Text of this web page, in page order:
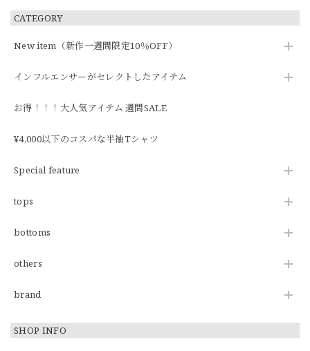
CATEGORY
New item（新作一週間限定10％OFF）
インフルエンサーがセレクトしたアイテム
お得！！！大人気アイテム 週間SALE
¥4,000以下のコスパな半袖Tシャツ
Special feature
tops
bottoms
others
brand
SHOP INFO